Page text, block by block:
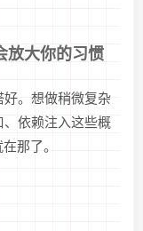
大你的习惯
。想做稍微复杂
依赖注入这些概
那了。